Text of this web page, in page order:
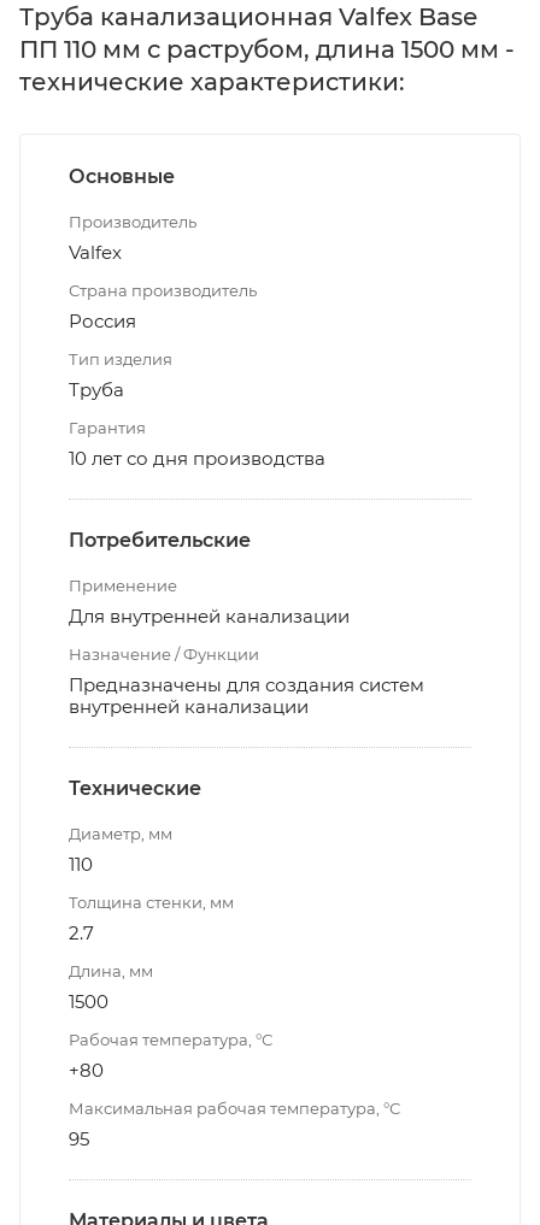
Труба канализационная Valfex Base
ПП 110 мм с раструбом, длина 1500 мм -
технические характеристики:
Основные
Производитель
Valfex
Страна производитель
Россия
Тип изделия
Труба
Гарантия
10 лет со дня производства
Потребительские
Применение
Для внутренней канализации
Назначение / Функции
Предназначены для создания систем
внутренней канализации
Технические
Диаметр, мм
110
Толщина стенки, мм
2.7
Длина, мм
1500
Рабочая температура, °С
+80
Максимальная рабочая температура, °С
95